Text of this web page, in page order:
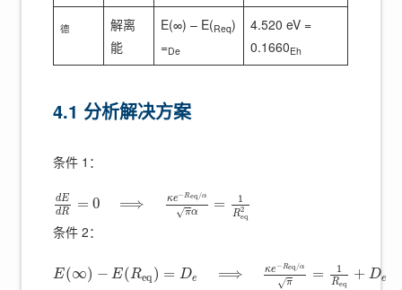
德
解离
能
E(∞) – E(Req)
=De
4.520 eV =
0.1660Eh
4.1 分析解决方案
条件 1：
dE
dR = 0 ⟹ κe−Req /α
π
√ α = 1
R2
eq
条件 2：
E(∞) − E(Req ) = De ⟹ κe −Req /α
π
√ = 1
Req
+ De